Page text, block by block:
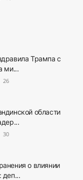
Трампа с
ми...
26
области
30
о влиянии
деп...